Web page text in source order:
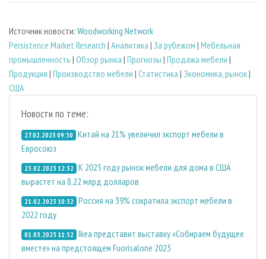
Источник новости: Woodworking Network
Persistence Market Research | Аналитика | За рубежом | Мебельная
промышленность | Обзор рынка | Прогнозы | Продажа мебели |
Продукция | Производство мебели | Статистика | Экономика, рынок|
США
Новости по теме:
27.02.2023 09:50 Китай на 21% увеличил экспорт мебели в
Евросоюз
23.02.2023 12:32 К 2025 году рынок мебели для дома в США
вырастет на 8,22 млрд долларов
21.02.2023 10:32 Россия на 39% сократила экспорт мебели в
2022 году
01.03.2023 11:52 Ikea представит выставку «Собираем будущее
вместе» на предстоящем Fuorisalone 2023